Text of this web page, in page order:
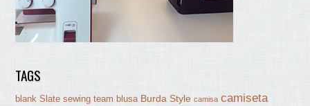
TAGS
blank Slate sewing team blusa Burda Style camisa camiseta